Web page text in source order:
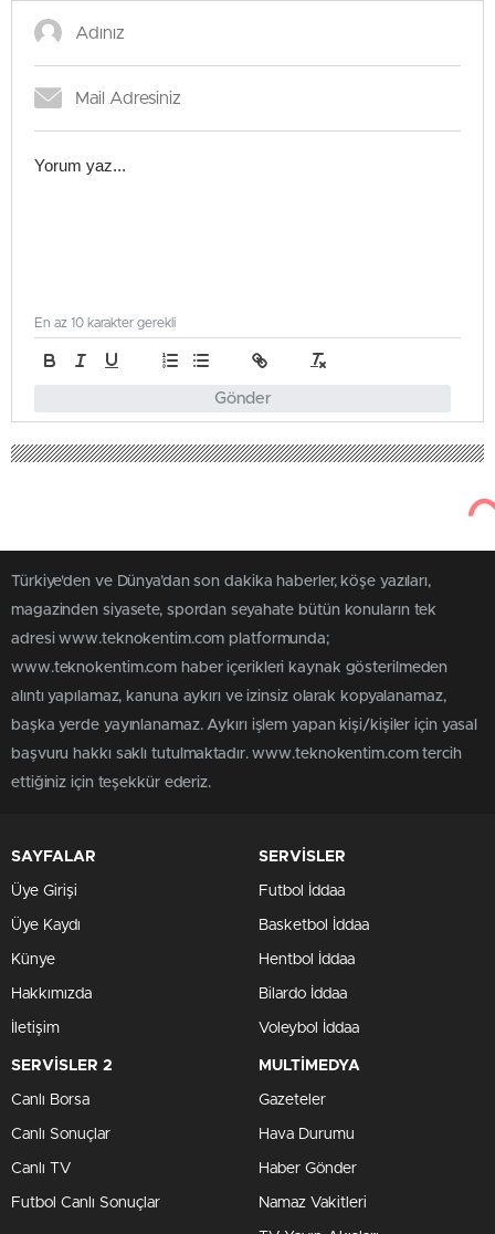
Gönder
En az 10 karakter gerekli
Türkiye'den ve Dünya’dan son dakika haberler, köşe yazıları,
magazinden siyasete, spordan seyahate bütün konuların tek
adresi www.teknokentim.com platformunda;
www.teknokentim.com haber içerikleri kaynak gösterilmeden
alıntı yapılamaz, kanuna aykırı ve izinsiz olarak kopyalanamaz,
başka yerde yayınlanamaz. Aykırı işlem yapan kişi/kişiler için yasal
başvuru hakkı saklı tutulmaktadır. www.teknokentim.com tercih
ettiğiniz için teşekkür ederiz.
SAYFALAR
Üye Girişi
Üye Kaydı
Künye
Hakkımızda
İletişim
SERVİSLER
Futbol İddaa
Basketbol İddaa
Hentbol İddaa
Bilardo İddaa
Voleybol İddaa
SERVİSLER 2
Canlı Borsa
Canlı Sonuçlar
Canlı TV
Futbol Canlı Sonuçlar
MULTİMEDYA
Gazeteler
Hava Durumu
Haber Gönder
Namaz Vakitleri